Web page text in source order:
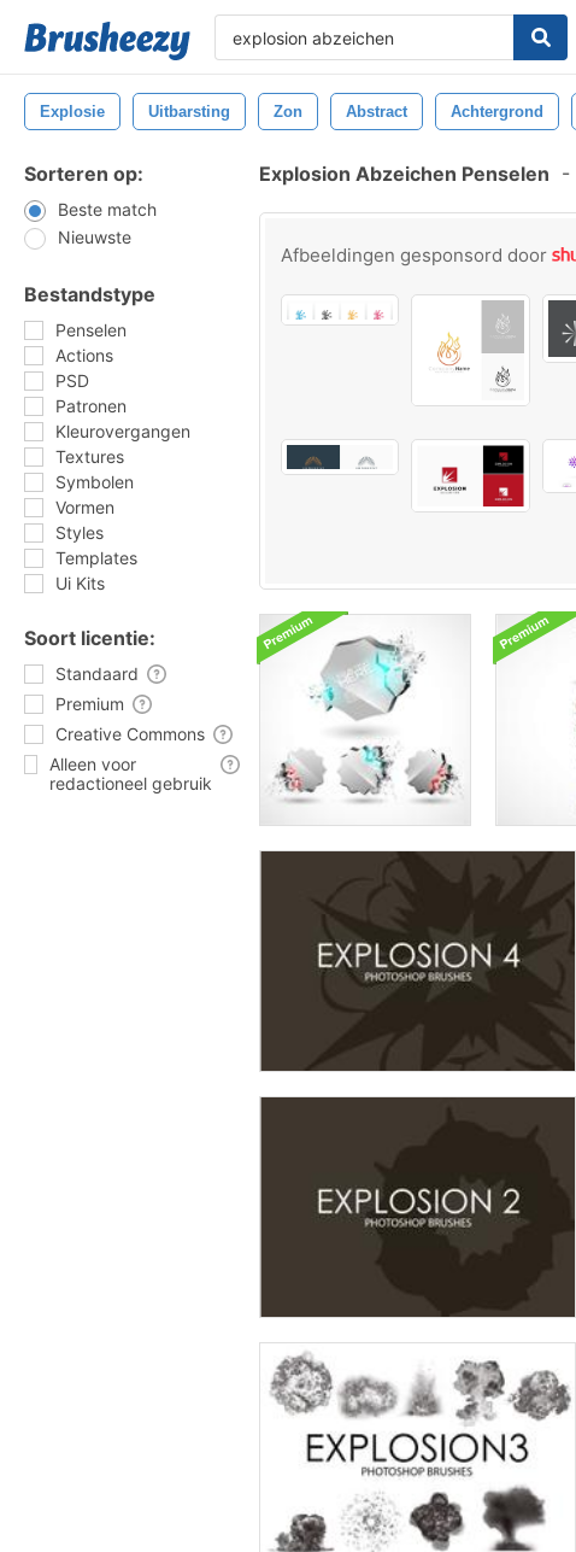
Explosie Uitbarsting Zon Abstract Achtergrond
Sorteren op:
Beste match
Nieuwste
Bestandstype
Penselen
Actions
PSD
Patronen
Kleurovergangen
Textures
Symbolen
Vormen
Styles
Templates
Ui Kits
Soort licentie:
Standaard
Premium
Creative Commons
Alleen voor
redactioneel gebruik
Explosion Abzeichen Penselen -
Afbeeldingen gesponsord door